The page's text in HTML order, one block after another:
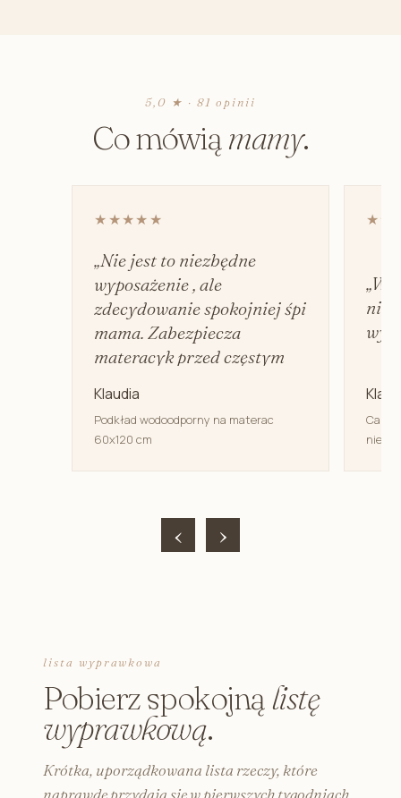
5,0 ★ · 81 opinii
Co mówiąmamy.
‹
★★★★★
„Nie jest to niezbędne
wyposażenie , ale
zdecydowanie spokojniej śpi
mama. Zabezpiecza
materacyk przed częstym
Klaudia
Podkład wodoodporny na materac
60x120 cm
nie
›
lista wyprawkowa
Pobierz spokojnąlistę
wyprawkową.
Krótka, uporządkowana lista rzeczy, które